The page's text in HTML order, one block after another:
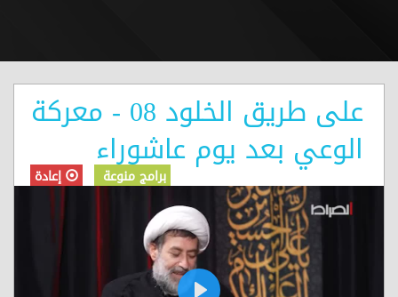
على طريق الخلود 08 - معركة
الوعي بعد يوم عاشوراء
برامج منوعة إعادة